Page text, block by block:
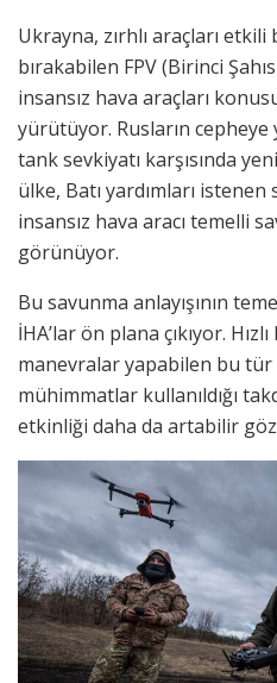
Ukrayna, zırhlı araçları etkili
bırakabilen FPV (Birinci
insansız hava araçları
yürütüyor. Rusların cepheye
tank sevkiyatı karşısında
ülke, Batı yardımları
insansız hava aracı temelli
görünüyor.
Bu savunma anlayışının
İHA’lar ön plana çıkıyor.
manevralar yapabilen bu tür
mühimmatlar kullanıldığı
etkinliği daha da artabilir